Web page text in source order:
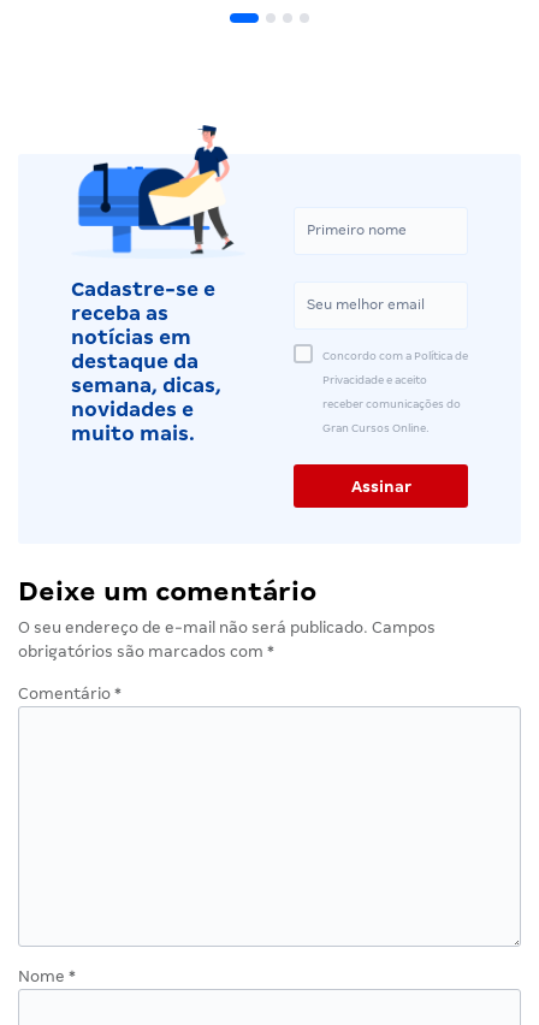
Cadastre-se e
receba as
notícias em
destaque da
semana, dicas,
novidades e
muito mais.
Concordo com a Política de
Privacidade e aceito
receber comunicações do
Gran Cursos Online.
Deixe um comentário
O seu endereço de e-mail não será publicado. Campos
obrigatórios são marcados com *
Comentário *
Nome *